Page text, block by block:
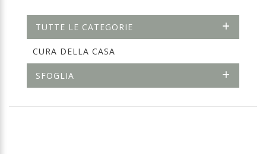
TUTTE LE CATEGORIE
CURA DELLA CASA
SFOGLIA